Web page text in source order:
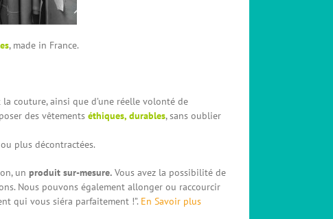
, made in France.
couture, ainsi que d’une réelle volonté de
des vêtementséthiques, durables, sans oublier
plus décontractées.
unproduit sur-mesure. Vous avez la possibilité de
Nous pouvons également allonger ou raccourcir
qui vous siéra parfaitement !”. En Savoir plus